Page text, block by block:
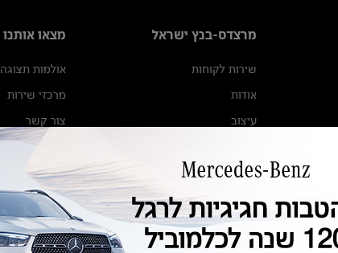
מרצדס-בנץ ישראל
שירות לקוחות
אודות
עיצוב
מגזין מרצדס-בנץ
ספרי רכב מרצדס-בנץ
נתוני זיהום אוויר וצריכת דלק וחשמל
נתוני תווית צמיגים
מצאו אותנו
אולמות תצוגה
מרכזי שירות
צור קשר